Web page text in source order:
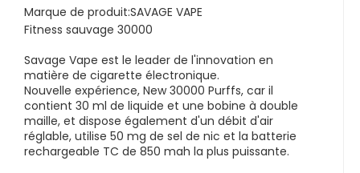
Marque de produit:SAVAGE VAPE
Fitness sauvage 30000
Savage Vape est le leader de l'innovation en
matière de cigarette électronique.
Nouvelle expérience, New 30000 Purffs, car il
contient 30 ml de liquide et une bobine à double
maille, et dispose également d'un débit d'air
réglable, utilise 50 mg de sel de nic et la batterie
rechargeable TC de 850 mah la plus puissante.